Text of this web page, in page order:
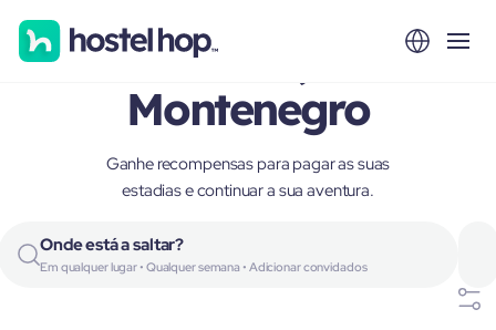
Kotor,
Montenegro
Ganhe recompensas para pagar as suas
estadias e continuar a sua aventura.
Onde está a saltar?
Em qualquer lugar • Qualquer semana • Adicionar convidados